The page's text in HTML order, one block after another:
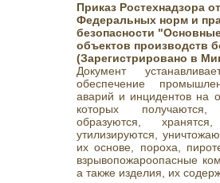
Приказ Ростехнадзора
Федеральных норм и
безопасности
объектов производств
(Зарегистрировано в
Документ
обеспечение
аварий и инцидентов на
которых получаются,
образуются,
утилизируются,
их основе, пороха,
взрывопожароопасные
а также изделия, их